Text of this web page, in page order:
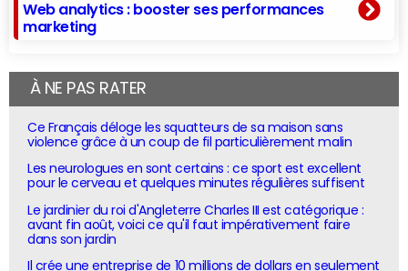
Web analytics : booster ses performances
marketing
À NE PAS RATER
Ce Français déloge les squatteurs de sa maison sans
violence grâce à un coup de fil particulièrement malin
Les neurologues en sont certains : ce sport est excellent
pour le cerveau et quelques minutes régulières suffisent
Le jardinier du roi d'Angleterre Charles III est catégorique :
avant fin août, voici ce qu'il faut impérativement faire
dans son jardin
Il crée une entreprise de 10 millions de dollars en seulement